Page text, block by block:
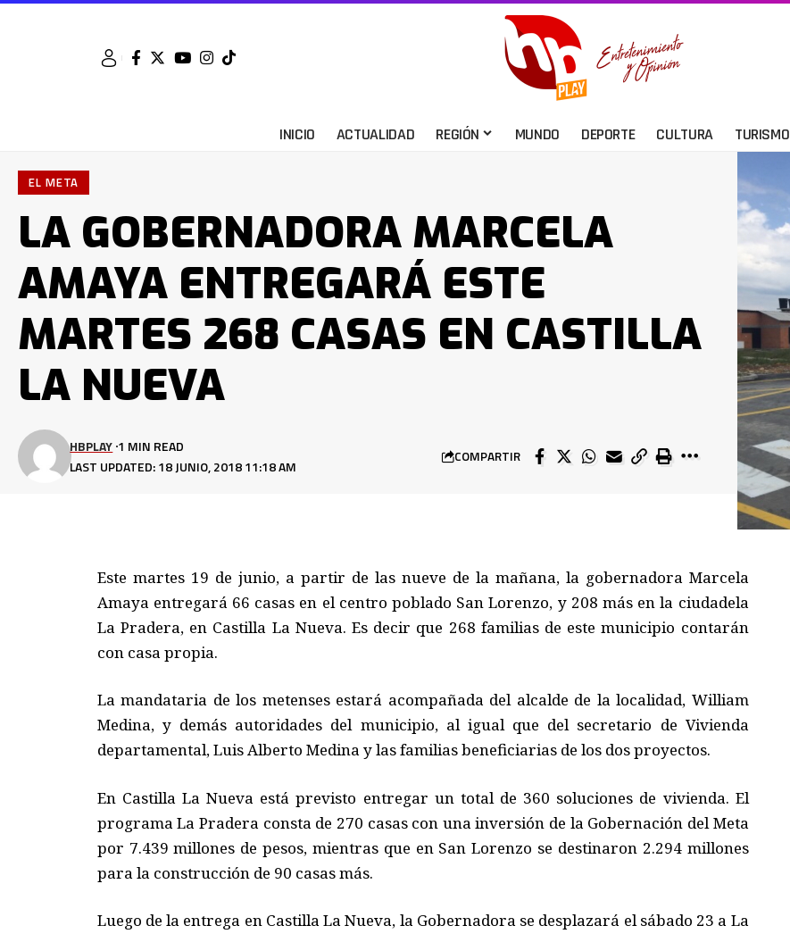
INICIO ACTUALIDAD REGIÓN MUNDO DEPORTE CULTURA TURISMO
EL META
LA GOBERNADORA MARCELA
AMAYA ENTREGARÁ ESTE
MARTES 268 CASAS EN CASTILLA
LA NUEVA
LAST UPDATED: 18 JUNIO, 2018 11:18 AM
HBPLAY 1 MIN READ
COMPARTIR
Este martes 19 de junio,a partir de las nueve de la mañana,la gobernadora Marcela
Amaya entregará 66 casas en el centro poblado San Lorenzo, y 208 más en la ciudadela
La Pradera,en Castilla La Nueva. Esdecir que 268 familias de este municipio contarán
con casa propia.
La mandataria de los metenses estará acompañada del alcalde de la localidad, William
Medina,y demás autoridades del municipio, al igual que del secretario de Vivienda
departamental, Luis Alberto Medina y las familias beneficiarias de los dos proyectos.
En Castilla La Nueva está previsto entregar un total de 360 soluciones de vivienda. El
programa La Pradera consta de 270 casas con una inversión de la Gobernación del Meta
por 7.439 millones de pesos, mientras que en San Lorenzo se destinaron 2.294 millones
para la construcción de 90 casasmás.
Luego de la entrega en Castilla La Nueva, la Gobernadora se desplazará el sábado 23 a La